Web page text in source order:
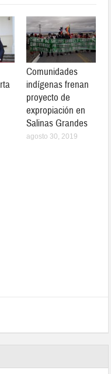
Comunidades
indígenas frenan
proyecto de
expropiación en
Salinas Grandes
agosto 30, 2019